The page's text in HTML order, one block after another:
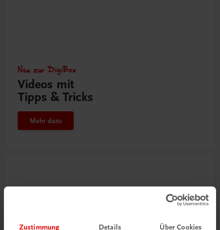
Zustimmung Details Über Cookies
Neu zur DigiBox
Videos mit
Tipps & Tricks
Mehr dazu